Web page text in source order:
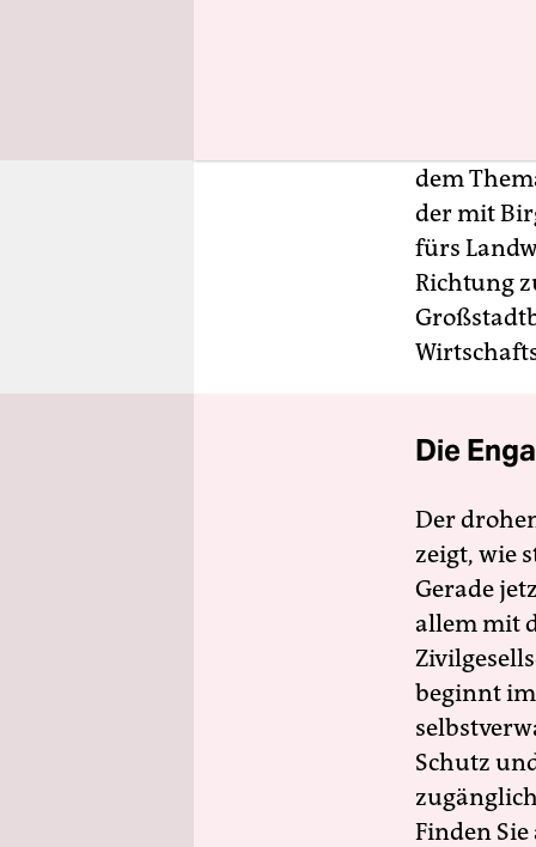
dem
der mit
fürs
Richtung
Die
Der
zeigt, wie
Gerade
allem mit
beginnt
Schutz
Finden